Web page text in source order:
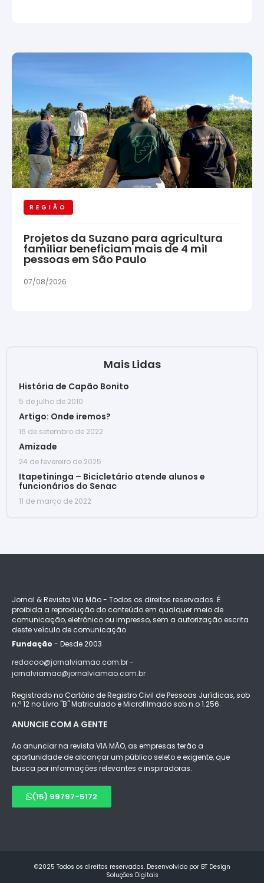
REGIÃO
Projetos da Suzano para agricultura
familiar beneficiam mais de 4 mil
pessoas em São Paulo
07/08/2026
Mais Lidas
História de Capão Bonito
5 de julho de 2010
Artigo: Onde iremos?
16 de setembro de 2022
Amizade
24 de fevereiro de 2025
Itapetininga – Bicicletário atende alunos e
funcionários do Senac
11 de março de 2022
Jornal & Revista Via Mão - Todos os direitos reservados. É
proibida a reprodução do conteúdo em qualquer meio de
comunicação, eletrônico ou impresso, sem a autorização escrita
deste veículo de comunicação
Fundação - Desde 2003
redacao@jornalviamao.com.br -
jornalviamao@jornalviamao.com.br
Registrado no Cartório de Registro Civil de Pessoas Jurídicas, sob
n.º 12 no Livro "B" Matriculado e Microfilmado sob n.o 1.256.
ANUNCIE COM A GENTE
Ao anunciar na revista VIA MÃO, as empresas terão a
oportunidade de alcançar um público seleto e exigente, que
busca por informações relevantes e inspiradoras.
(15) 99797-5172
©2025 Todos os direitos reservados. Desenvolvido por BT Design
Soluções Digitais